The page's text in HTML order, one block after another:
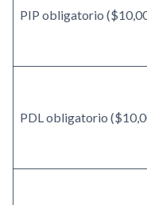
PIP obligatorio
PDL obligatorio